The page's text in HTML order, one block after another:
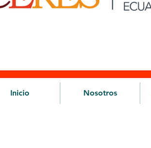
Inicio Nosotros